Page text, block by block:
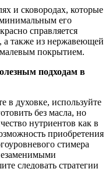
и сковородах, которые
минимальным его
справляется
а также из нержавеющей
покрытием.
подходам в
в духовке, используйте
без масла, но
нутриентов как в
приобретения
стимера
следовать стратегии